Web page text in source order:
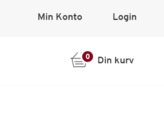
Min Konto Login
0 Din kurv